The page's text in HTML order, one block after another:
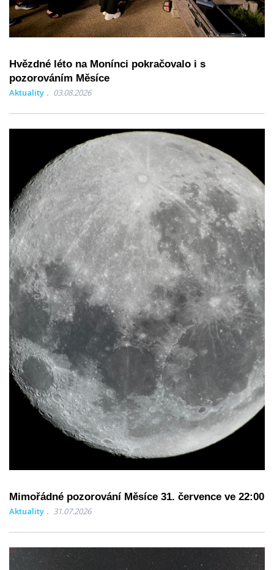
Hvězdné léto na Monínci pokračovalo i s
pozorováním Měsíce
Aktuality 03.08.2026
Mimořádné pozorování Měsíce 31. července ve 22:00
Aktuality 31.07.2026